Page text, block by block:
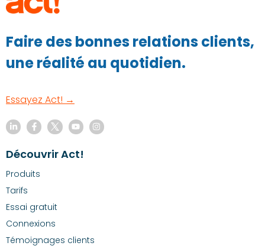
Faire des bonnes relations clients,
une réalité au quotidien.
Essayez Act! →
Découvrir Act!
Produits
Tarifs
Essai gratuit
Connexions
Témoignages clients